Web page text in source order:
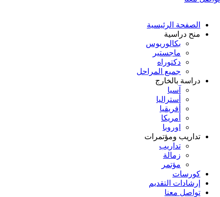
الصفحة الرئيسية
منح دراسية
بكالوريوس
ماجستير
دكتوراه
جميع المراحل
دراسة بالخارج
آسيا
أستراليا
أفريقيا
أمريكا
اوروبا
تداريب ومؤتمرات
تداريب
زمالة
مؤتمر
كورسات
إرشادات التقديم
تواصل معنا